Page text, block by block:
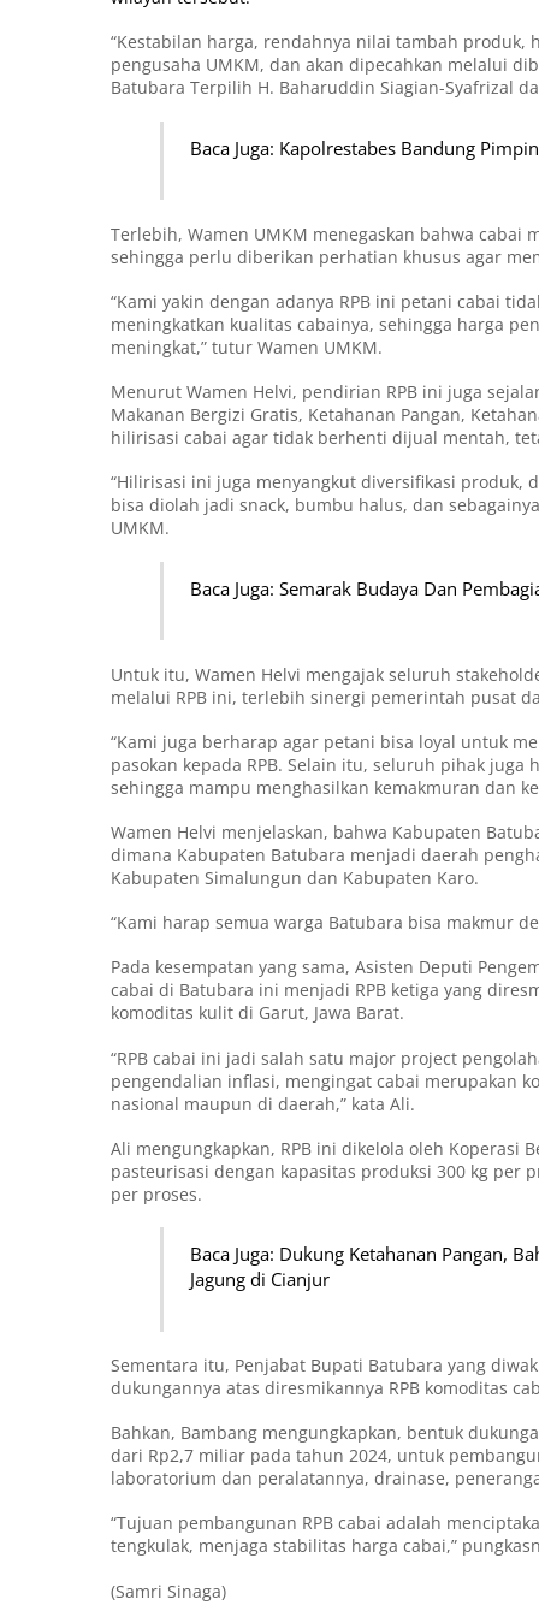
“Kestabilan harga, rendahnya nilai tambah produk,
pengusaha UMKM, dan akan dipecahkan melalui
Batubara Terpilih H. Baharuddin Siagian-Syafrizal
Baca Juga: Kapolrestabes Bandung
Terlebih, Wamen UMKM menegaskan bahwa cabai
sehingga perlu diberikan perhatian khusus agar
“Kami yakin dengan adanya RPB ini petani cabai
meningkatkan kualitas cabainya, sehingga harga
meningkat,” tutur Wamen UMKM.
Menurut Wamen Helvi, pendirian RPB ini juga
Makanan Bergizi Gratis, Ketahanan Pangan,
hilirisasi cabai agar tidak berhenti dijual mentah,
“Hilirisasi ini juga menyangkut diversifikasi produk,
bisa diolah jadi snack, bumbu halus, dan
UMKM.
Baca Juga: Semarak Budaya Dan
Untuk itu, Wamen Helvi mengajak seluruh
melalui RPB ini, terlebih sinergi pemerintah pusat
“Kami juga berharap agar petani bisa loyal untuk
pasokan kepada RPB. Selain itu, seluruh pihak
sehingga mampu menghasilkan kemakmuran dan
Wamen Helvi menjelaskan, bahwa Kabupaten
dimana Kabupaten Batubara menjadi daerah
Kabupaten Simalungun dan Kabupaten Karo.
“Kami harap semua warga Batubara bisa makmur
Pada kesempatan yang sama, Asisten Deputi
cabai di Batubara ini menjadi RPB ketiga yang
komoditas kulit di Garut, Jawa Barat.
“RPB cabai ini jadi salah satu major project
pengendalian inflasi, mengingat cabai merupakan
nasional maupun di daerah,” kata Ali.
Ali mengungkapkan, RPB ini dikelola oleh Koperasi
pasteurisasi dengan kapasitas produksi 300 kg per
per proses.
Baca Juga: Dukung Ketahanan Pangan,
Jagung di Cianjur
Sementara itu, Penjabat Bupati Batubara yang
dukungannya atas diresmikannya RPB komoditas
Bahkan, Bambang mengungkapkan, bentuk
dari Rp2,7 miliar pada tahun 2024, untuk
laboratorium dan peralatannya, drainase,
“Tujuan pembangunan RPB cabai adalah
tengkulak, menjaga stabilitas harga cabai,”
(Samri Sinaga)